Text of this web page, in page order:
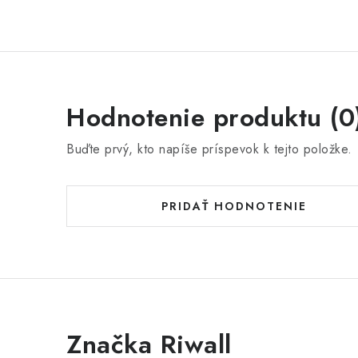
Hodnotenie produktu
Buďte prvý, kto napíše príspevok k tejto položke.
PRIDAŤ HODNOTENIE
Značka Riwall